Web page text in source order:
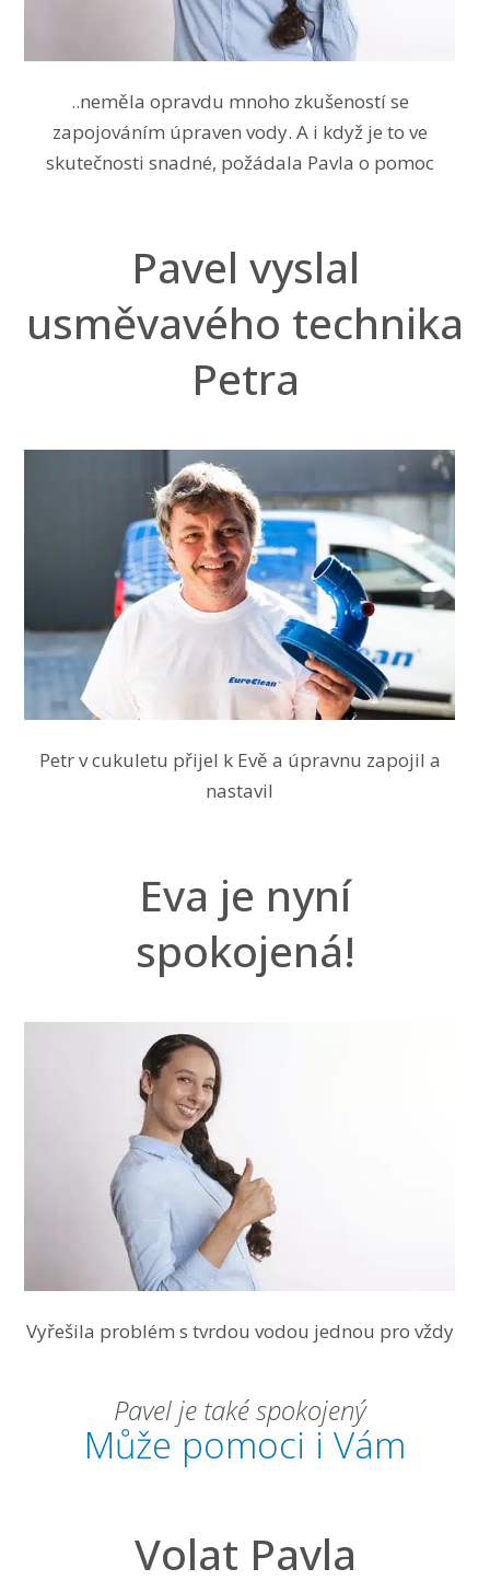
..neměla opravdu mnoho zkušeností se
zapojováním úpraven vody. A i když je to ve
skutečnosti snadné, požádala Pavla o pomoc
Pavel vyslal
usměvavého technika
Petra
Petr v cukuletu přijel k Evě a úpravnu zapojil a
nastavil
Eva je nyní
spokojená!
Vyřešila problém s tvrdou vodou jednou pro vždy
Pavel je také spokojený
Může pomoci i Vám
Volat Pavla